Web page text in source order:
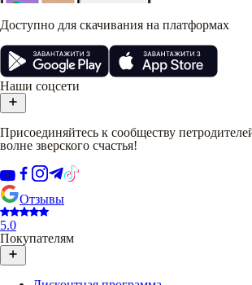
Доступно для скачивания на платформах
Наши соцсети
Присоединяйтесь к сообществу
волне зверского счастья!
Отзывы
5.0
Покупателям